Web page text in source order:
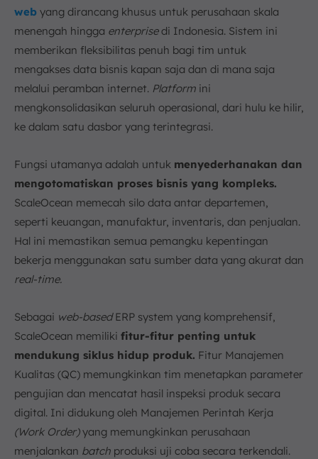
web yang dirancang khusus untuk perusahaan skala
menengah hingga enterprisedi Indonesia. Sistem ini
memberikan fleksibilitas penuh bagi tim untuk
mengakses data bisnis kapan saja dan di mana saja
melalui peramban internet. Platform ini
mengkonsolidasikan seluruh operasional, dari hulu ke hilir,
ke dalam satu dasbor yang terintegrasi.
Fungsi utamanya adalah untuk menyederhanakan dan
mengotomatiskan proses bisnis yang kompleks.
ScaleOcean memecah silo data antar departemen,
seperti keuangan, manufaktur, inventaris, dan penjualan.
Hal ini memastikan semua pemangku kepentingan
bekerja menggunakan satu sumber data yang akurat dan
real-time.
Sebagai web-basedERP system yang komprehensif,
ScaleOcean memiliki fitur-fitur penting untuk
mendukung siklus hidup produk. Fitur Manajemen
Kualitas (QC) memungkinkan tim menetapkan parameter
pengujian dan mencatat hasil inspeksi produk secara
digital. Ini didukung oleh Manajemen Perintah Kerja
(Work Order)yang memungkinkan perusahaan
menjalankan batch produksi uji coba secara terkendali.